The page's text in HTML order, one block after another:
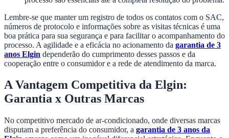
Lembre-se que manter um registro de todos os contatos com o SAC,
números de protocolo e informações sobre as visitas técnicas é uma
boa prática para sua segurança e para facilitar o acompanhamento do
processo. A agilidade e a eficácia no acionamento da garantia de 3
anos Elgin dependerão do cumprimento desses passos e da
cooperação entre o consumidor e a rede de atendimento da marca.
A Vantagem Competitiva da Elgin:
Garantia x Outras Marcas
No competitivo mercado de ar-condicionado, onde diversas marcas
disputam a preferência do consumidor, a garantia de 3 anos da